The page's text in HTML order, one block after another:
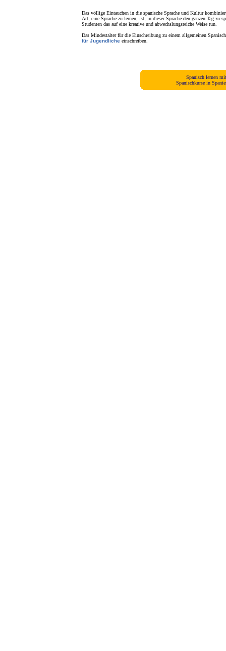
Das völlige Eintauchen in die spanische Sprache und Kultur
Art, eine Sprache zu lernen, ist, in dieser Sprache den ganzen Tag zu
Studenten das auf eine kreative und abwechslungsreiche Weise tun.
Das Mindestalter für die Einschreibung zu einem allgemeinen
für Jugendliche einschreiben.
Spanisch lernen
Spanischkurse in